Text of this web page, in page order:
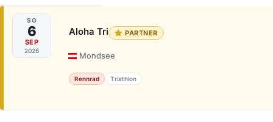
SO
6
SEP
2026
Aloha Tri PARTNER
Mondsee
Rennrad Triathlon